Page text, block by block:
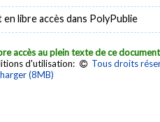
libre accès dans PolyPublie
accès au plein texte de ce document
d'utilisation:
Tous droits
(8MB)